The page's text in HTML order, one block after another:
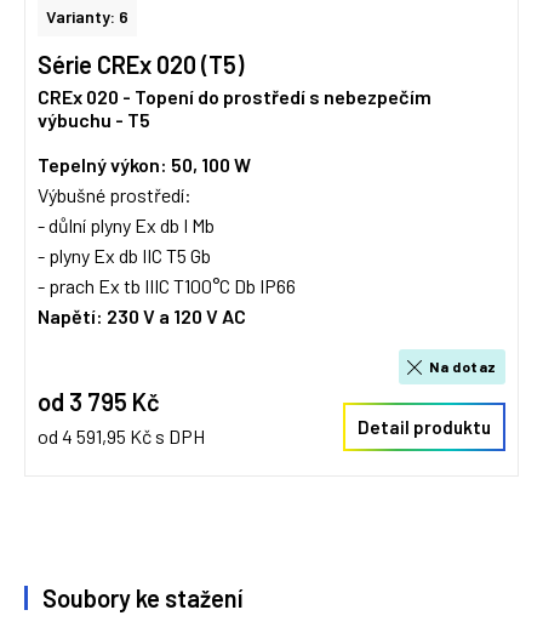
Varianty: 6
Série CREx 020 (T5)
CREx 020 - Topení do prostředí s nebezpečím
výbuchu - T5
Tepelný výkon: 50, 100 W
Výbušné prostředí:
- důlní plyny Ex db I Mb
- plyny Ex db IIC T5 Gb
- prach Ex tb IIIC T100°C Db IP66
Napětí: 230 V a 120 V AC
od 3 795 Kč
od 4 591,95 Kč s DPH
Na dotaz
Detail produktu
Soubory ke stažení